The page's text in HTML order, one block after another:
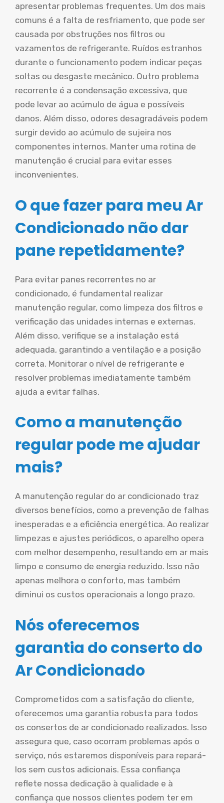
apresentar problemas frequentes. Um dos mais
comuns é a falta de resfriamento, que pode ser
causada por obstruções nos filtros ou
vazamentos de refrigerante. Ruídos estranhos
durante o funcionamento podem indicar peças
soltas ou desgaste mecânico. Outro problema
recorrente é a condensação excessiva, que
pode levar ao acúmulo de água e possíveis
danos. Além disso, odores desagradáveis podem
surgir devido ao acúmulo de sujeira nos
componentes internos. Manter uma rotina de
manutenção é crucial para evitar esses
inconvenientes.
O que fazer para meu Ar
Condicionado não dar
pane repetidamente?
Para evitar panes recorrentes no ar
condicionado, é fundamental realizar
manutenção regular, como limpeza dos filtros e
verificação das unidades internas e externas.
Além disso, verifique se a instalação está
adequada, garantindo a ventilação e a posição
correta. Monitorar o nível de refrigerante e
resolver problemas imediatamente também
ajuda a evitar falhas.
Como a manutenção
regular pode me ajudar
mais?
A manutenção regular do ar condicionado traz
diversos benefícios, como a prevenção de falhas
inesperadas e a eficiência energética. Ao realizar
limpezas e ajustes periódicos, o aparelho opera
com melhor desempenho, resultando em ar mais
limpo e consumo de energia reduzido. Isso não
apenas melhora o conforto, mas também
diminui os custos operacionais a longo prazo.
Nós oferecemos
garantia do conserto do
Ar Condicionado
Comprometidos com a satisfação do cliente,
oferecemos uma garantia robusta para todos
os consertos de ar condicionado realizados. Isso
assegura que, caso ocorram problemas após o
serviço, nós estaremos disponíveis para repará-
los sem custos adicionais. Essa confiança
reflete nossa dedicação à qualidade e à
confiança que nossos clientes podem ter em